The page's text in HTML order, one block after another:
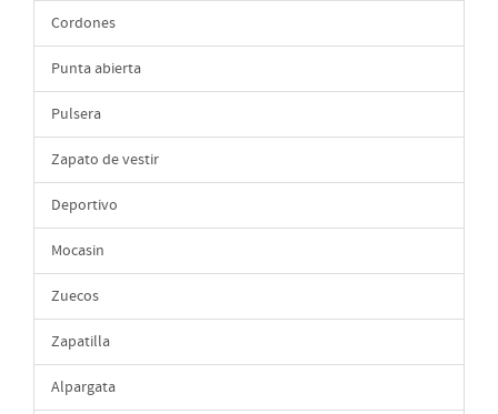
Cordones
Punta abierta
Pulsera
Zapato de vestir
Deportivo
Mocasin
Zuecos
Zapatilla
Alpargata